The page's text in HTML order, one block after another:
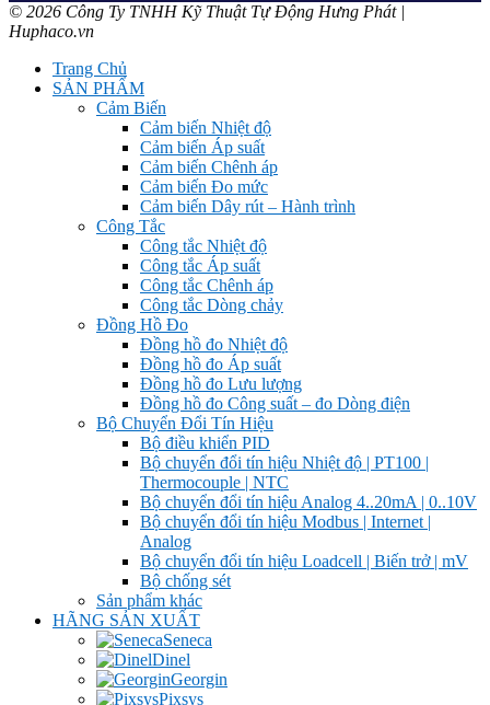
© 2026 Công Ty TNHH Kỹ Thuật Tự Động Hưng Phát |
Huphaco.vn
Trang Chủ
SẢN PHẨM
Cảm Biến
Cảm biến Nhiệt độ
Cảm biến Áp suất
Cảm biến Chênh áp
Cảm biến Đo mức
Cảm biến Dây rút – Hành trình
Công Tắc
Công tắc Nhiệt độ
Công tắc Áp suất
Công tắc Chênh áp
Công tắc Dòng chảy
Đồng Hồ Đo
Đồng hồ đo Nhiệt độ
Đồng hồ đo Áp suất
Đồng hồ đo Lưu lượng
Đồng hồ đo Công suất – đo Dòng điện
Bộ Chuyển Đổi Tín Hiệu
Bộ điều khiển PID
Bộ chuyển đổi tín hiệu Nhiệt độ | PT100 |
Thermocouple | NTC
Bộ chuyển đổi tín hiệu Analog 4..20mA | 0..10V
Bộ chuyển đổi tín hiệu Modbus | Internet |
Analog
Bộ chuyển đổi tín hiệu Loadcell | Biến trở | mV
Bộ chống sét
Sản phẩm khác
HÃNG SẢN XUẤT
Seneca
Dinel
Georgin
Pixsys